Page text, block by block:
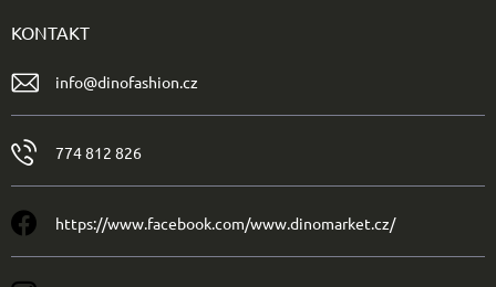
KONTAKT
info@dinofashion.cz
774 812 826
https://www.facebook.com/www.dinomarket.cz/